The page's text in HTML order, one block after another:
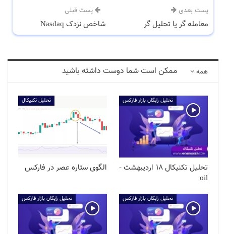
پست قبلی
شاخص نزدک Nasdaq
پست بعدی
معامله گر یا تحلیل گر
همه ممکن است شما دوست داشته باشید
تحلیل تکنیکال
الگوی ستاره عصر در فارکس
تحلیل رایگان بازار فارکس
تحلیل تکنیکال 18 اردیبهشت -
oil
تحلیل رایگان بازار فارکس تحلیل رایگان بازار فارکس